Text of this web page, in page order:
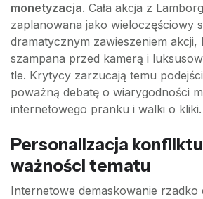
monetyzacja. Cała akcja z
zaplanowana jako wieloczęściowy
dramatycznym zawieszeniem akcji,
szampana przed kamerą i
tle. Krytycy zarzucają temu
poważną debatę o wiarygodności
internetowego pranku i walki o kliki.
Personalizacja
ważności tematu
Internetowe demaskowanie rzadko